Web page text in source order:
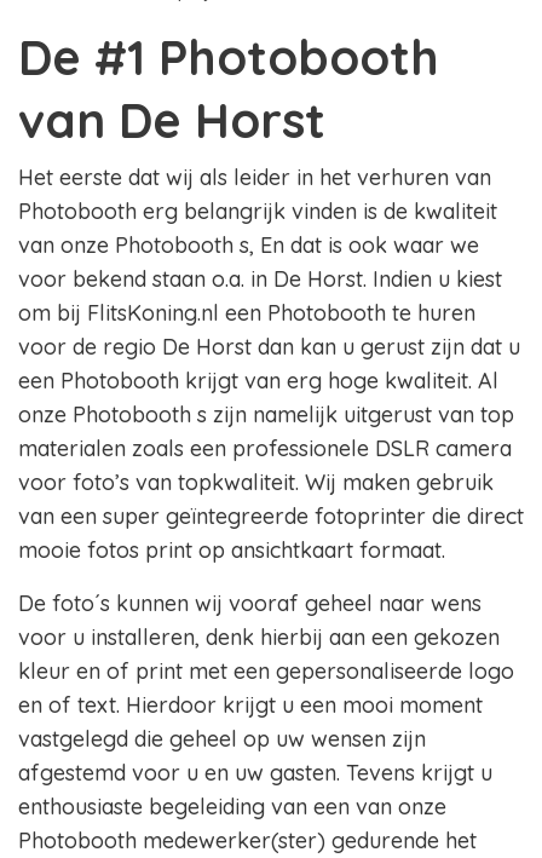
De #1 Photobooth
van De Horst
Het eerste dat wij als leider in het verhuren van
Photobooth erg belangrijk vinden is de kwaliteit
van onze Photobooth s, En dat is ook waar we
voor bekend staan o.a. in De Horst. Indien u kiest
om bij FlitsKoning.nl een Photobooth te huren
voor de regio De Horst dan kan u gerust zijn dat u
een Photobooth krijgt van erg hoge kwaliteit. Al
onze Photobooth s zijn namelijk uitgerust van top
materialen zoals een professionele DSLR camera
voor foto’s van topkwaliteit. Wij maken gebruik
van een super geïntegreerde fotoprinter die direct
mooie fotos print op ansichtkaart formaat.
De foto´s kunnen wij vooraf geheel naar wens
voor u installeren, denk hierbij aan een gekozen
kleur en of print met een gepersonaliseerde logo
en of text. Hierdoor krijgt u een mooi moment
vastgelegd die geheel op uw wensen zijn
afgestemd voor u en uw gasten. Tevens krijgt u
enthousiaste begeleiding van een van onze
Photobooth medewerker(ster) gedurende het